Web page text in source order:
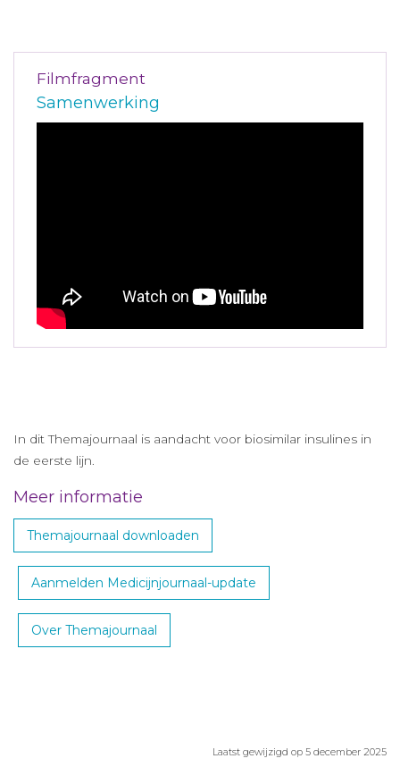
Filmfragment
Samenwerking
In dit Themajournaal is aandacht voor biosimilar insulines in
de eerste lijn.
Meer informatie
Themajournaal downloaden
Aanmelden Medicijnjournaal-update
Over Themajournaal
Laatst gewijzigd op 5 december 2025